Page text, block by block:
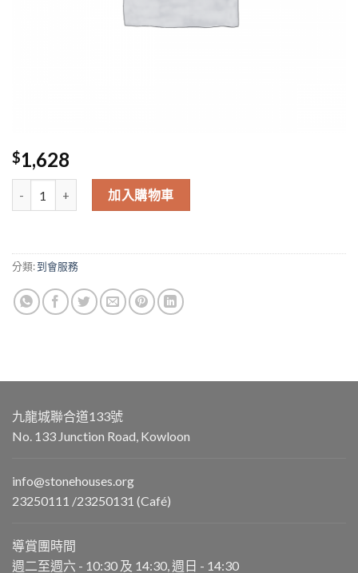
$1,628
10/5 Delivery Ms Chau 數量
加入購物車
分類:到會服務
九龍城聯合道133號
No. 133 Junction Road, Kowloon
info@stonehouses.org
23250111 /23250131 (Café)
導賞團時間
週二至週六 - 10:30 及 14:30, 週日 - 14:30